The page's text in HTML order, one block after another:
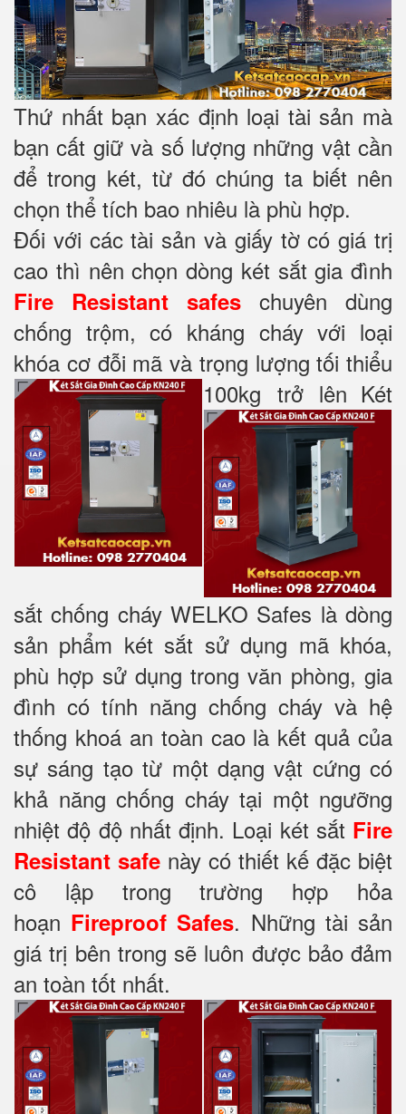
Thứ nhất bạn xác định loại tài sản mà
bạn cất giữ và số lượng những vật cần
để trong két, từ đó chúng ta biết nên
chọn thể tích bao nhiêu là phù hợp.
Đối với các tài sản và giấy tờ có giá trị
cao thì nên chọn dòng két sắt gia đình
Fire Resistant safes chuyên dùng
chống trộm, có kháng cháy với loại
khóa cơ đỗi mã và trọng lượng tối thiểu
100kg trở lên Két
sắt chống cháy WELKO Safes là dòng
sản phẩm két sắt sử dụng mã khóa,
phù hợp sử dụng trong văn phòng, gia
đình có tính năng chống cháy và hệ
thống khoá an toàn cao là kết quả của
sự sáng tạo từ một dạng vật cứng có
khả năng chống cháy tại một ngưỡng
nhiệt độ độ nhất định. Loại két sắt Fire
Resistant safe này có thiết kế đặc biệt
cô lập trong trường hợp hỏa
hoạn Fireproof Safes. Những tài sản
giá trị bên trong sẽ luôn được bảo đảm
an toàn tốt nhất.